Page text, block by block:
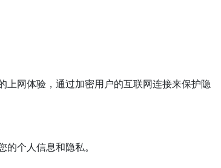
上网体验，通过加密用户的互联网连接来保护隐
个人信息和隐私。